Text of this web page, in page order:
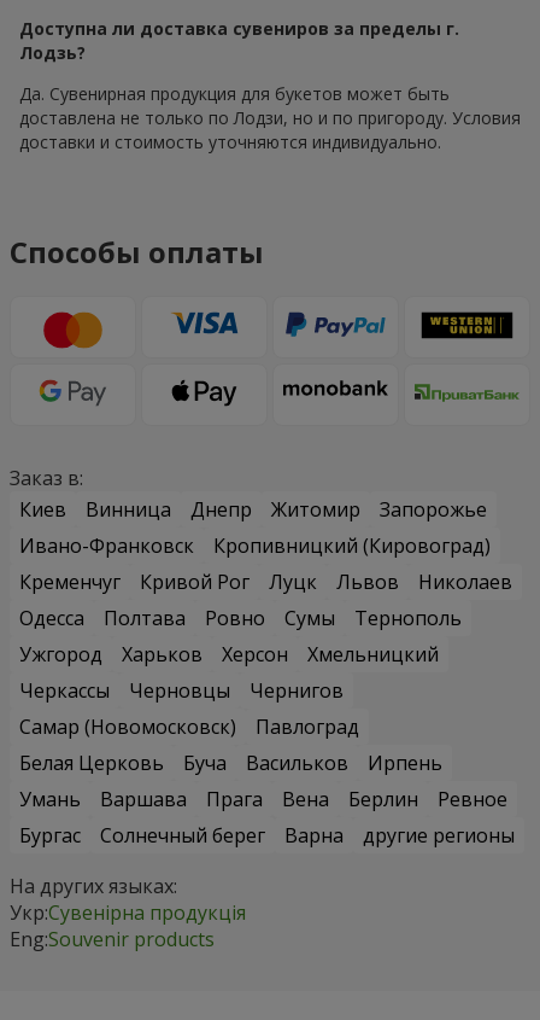
Доступна ли доставка сувениров за пределы г.
Лодзь?
Да. Сувенирная продукция для букетов может быть
доставлена не только по Лодзи, но и по пригороду. Условия
доставки и стоимость уточняются индивидуально.
Способы оплаты
Заказ в:
Киев
Винница Днепр Житомир
Запорожье
Ивано-Франковск
Кропивницкий (Кировоград)
Кременчуг
Кривой Рог Луцк Львов
Николаев
Одесса
Полтава Ровно Сумы
Тернополь
Ужгород
Харьков Херсон
Хмельницкий
Черкассы
Черновцы
Чернигов
Самар (Новомосковск)
Павлоград
Белая Церковь
Буча Васильков
Ирпень
Умань
Варшава Прага Вена Берлин
Ревное
Бургас
Солнечный берег Варна
другие регионы
На других языках:
Укр:Сувенірна продукція
Eng:Souvenir products